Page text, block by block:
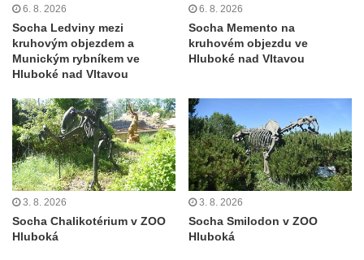
Velešíně
Pamětní deska arcibiskupa Micara ve
vstupu do poutního místa Římov
Liberci
Pamětní deska Vojtěcha Kocmicha na
domě čp. 37 v ulici Betlém v Římově
Pomník na paměť zrušení roboty v Plavu
Socha vodníka v Plavu
Socha svatého Jana Nepomuckého v
6. 8. 2026
Socha Ledviny mezi
kruhovým objezdem a
Munickým rybníkem ve
Hluboké nad Vltavou
6. 8. 2026
Socha Memento na
kruhovém objezdu ve
Hluboké nad Vltavou
3. 8. 2026
Socha Chalikotérium v ZOO
Hluboká
3. 8. 2026
Socha Smilodon v ZOO
Hluboká